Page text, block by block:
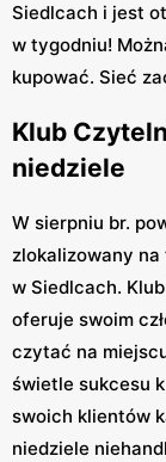
Siedlcach i jest
w tygodniu!
kupować. Sieć
Klub
niedziele
W sierpniu br.
zlokalizowany na
w Siedlcach.
oferuje swoim
czytać na
świetle sukcesu
swoich klientów
niedziele